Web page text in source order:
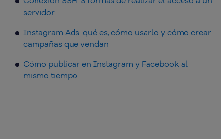
servidor
Instagram Ads: qué es, cómo usarlo y cómo crear
campañas que vendan
Cómo publicar en Instagram y Facebook al
mismo tiempo